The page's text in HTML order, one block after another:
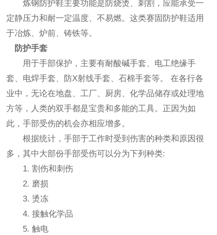
炼钢防护鞋主要功能是防烧烫、刺割，应能承受一
定静压力和耐一定温度、不易燃。这类赛固防护鞋适用
于冶炼、炉前、铸铁等。
防护手套
用于手部保护，主要有耐酸碱手套、电工绝缘手
套、电焊手套、防X射线手套、石棉手套等。 在各行各
业中，无论在地盘、工厂、厨房、化学品储存或处理地
方等，人类的双手都是宝贵和多能的工具。正因为如
此，手部受伤的机会亦相应增多。
根据统计，手部于工作时受到伤害的种类和原因很
多，其中大部份手部受伤可以分为下列种类:
1. 割伤和刺伤
2. 磨损
3. 烫冻
4. 接触化学品
5. 触电